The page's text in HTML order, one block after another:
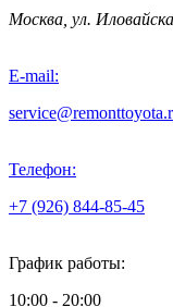
Москва, ул.
E-mail:
Телефон:
+7 (926) 844-85-45
График работы:
10:00 - 20:00